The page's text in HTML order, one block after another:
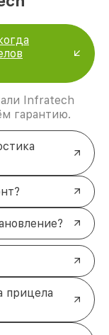
Infratech
гарантию.
прицела